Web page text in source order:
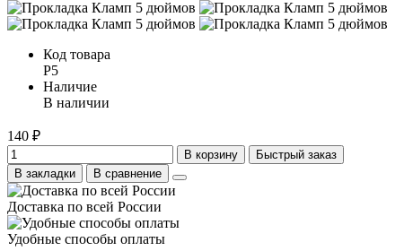
Код товара
P5
Наличие
В наличии
140 ₽
В корзину
Быстрый заказ
В закладки
В сравнение
Доставка по всей России
Удобные способы оплаты